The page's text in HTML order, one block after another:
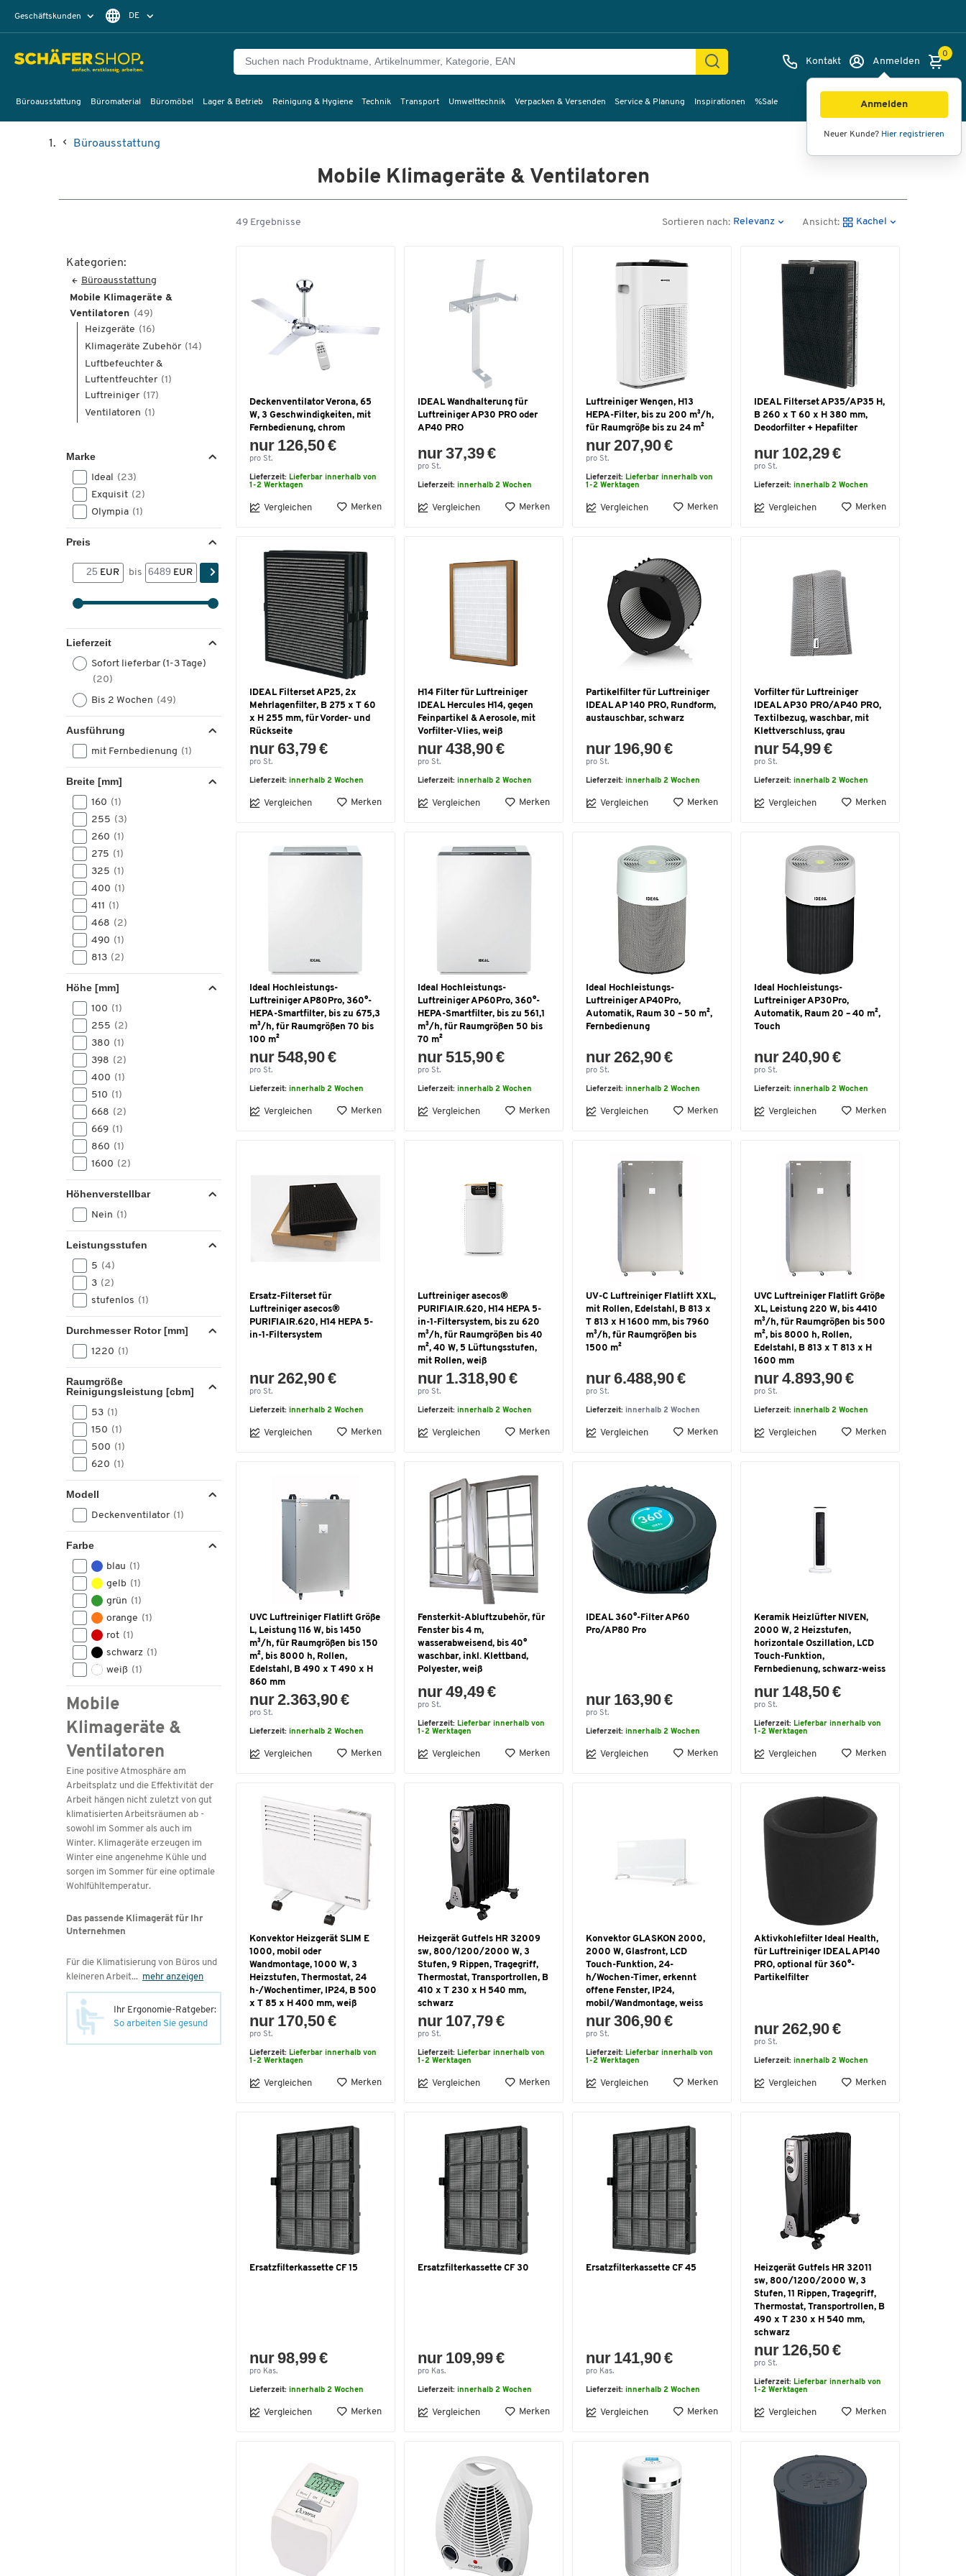
Geschäftskunden DE
Kontakt Anmelden
Anmelden
Neuer Kunde? Hier registrieren
0
Büroausstattung Büromaterial Büromöbel Lager & Betrieb Reinigung & Hygiene Technik Transport Umwelttechnik Verpacken & Versenden Service & Planung Inspirationen %Sale
Büroausstattung
Mobile Klimageräte & Ventilatoren
Kategorien:
Büroausstattung
Mobile Klimageräte &
Ventilatoren (49)
Heizgeräte (16)
Klimageräte Zubehör (14)
Luftbefeuchter &
Luftentfeuchter (1)
Luftreiniger (17)
Ventilatoren (1)
Marke
Ideal (23)
Exquisit (2)
Olympia (1)
Preis
EUR bis EUR
Lieferzeit
Sofort lieferbar (1-3 Tage)
(20)
Bis 2 Wochen (49)
Ausführung
mit Fernbedienung (1)
Breite [mm]
160 (1)
255 (3)
260 (1)
275 (1)
325 (1)
400 (1)
411 (1)
468 (2)
490 (1)
813 (2)
Höhe [mm]
100 (1)
255 (2)
380 (1)
398 (2)
400 (1)
510 (1)
668 (2)
669 (1)
860 (1)
1600 (2)
Höhenverstellbar
Nein (1)
Leistungsstufen
5 (4)
3 (2)
stufenlos (1)
Durchmesser Rotor [mm]
1220 (1)
Raumgröße
Reinigungsleistung [cbm]
53 (1)
150 (1)
500 (1)
620 (1)
Modell
Deckenventilator (1)
Farbe
blau (1)
gelb (1)
grün (1)
orange (1)
rot (1)
schwarz (1)
weiß (1)
Mobile
Klimageräte &
Ventilatoren
Eine positive Atmosphäre am
Arbeitsplatz und die Effektivität der
Arbeit hängen nicht zuletzt von gut
klimatisierten Arbeitsräumen ab -
sowohl im Sommer als auch im
Winter. Klimageräte erzeugen im
Winter eine angenehme Kühle und
sorgen im Sommer für eine optimale
Wohlfühltemperatur.
Das passende Klimagerät für Ihr
Unternehmen
Für die Klimatisierung von Büros und
kleineren Arbeit... mehr anzeigen
Ihr Ergonomie-Ratgeber:
So arbeiten Sie gesund
49 Ergebnisse Sortieren nach: Relevanz Ansicht: Kachel
Deckenventilator Verona, 65
W, 3 Geschwindigkeiten, mit
Fernbedienung, chrom
nur 126,50 €
pro St.
Lieferzeit: Lieferbar innerhalb von
1-2 Werktagen
Vergleichen Merken
IDEAL Wandhalterung für
Luftreiniger AP30 PRO oder
AP40 PRO
nur 37,39 €
pro St.
Lieferzeit: innerhalb 2 Wochen
Vergleichen Merken
Luftreiniger Wengen, H13
HEPA-Filter, bis zu 200 m³/h,
für Raumgröße bis zu 24 m²
nur 207,90 €
pro St.
Lieferzeit: Lieferbar innerhalb von
1-2 Werktagen
Vergleichen Merken
IDEAL Filterset AP35/AP35 H,
B 260 x T 60 x H 380 mm,
Deodorfilter + Hepafilter
nur 102,29 €
pro St.
Lieferzeit: innerhalb 2 Wochen
Vergleichen Merken
IDEAL Filterset AP25, 2x
Mehrlagenfilter, B 275 x T 60
x H 255 mm, für Vorder- und
Rückseite
nur 63,79 €
pro St.
Lieferzeit: innerhalb 2 Wochen
Vergleichen Merken
H14 Filter für Luftreiniger
IDEAL Hercules H14, gegen
Feinpartikel & Aerosole, mit
Vorfilter-Vlies, weiß
nur 438,90 €
pro St.
Lieferzeit: innerhalb 2 Wochen
Vergleichen Merken
Partikelfilter für Luftreiniger
IDEAL AP 140 PRO, Rundform,
austauschbar, schwarz
nur 196,90 €
pro St.
Lieferzeit: innerhalb 2 Wochen
Vergleichen Merken
Vorfilter für Luftreiniger
IDEAL AP30 PRO/AP40 PRO,
Textilbezug, waschbar, mit
Klettverschluss, grau
nur 54,99 €
pro St.
Lieferzeit: innerhalb 2 Wochen
Vergleichen Merken
Ideal Hochleistungs-
Luftreiniger AP80Pro, 360°-
HEPA-Smartfilter, bis zu 675,3
m³/h, für Raumgrößen 70 bis
100 m²
nur 548,90 €
pro St.
Lieferzeit: innerhalb 2 Wochen
Vergleichen Merken
Ideal Hochleistungs-
Luftreiniger AP60Pro, 360°-
HEPA-Smartfilter, bis zu 561,1
m³/h, für Raumgrößen 50 bis
70 m²
nur 515,90 €
pro St.
Lieferzeit: innerhalb 2 Wochen
Vergleichen Merken
Ideal Hochleistungs-
Luftreiniger AP40Pro,
Automatik, Raum 30 – 50 m²,
Fernbedienung
nur 262,90 €
pro St.
Lieferzeit: innerhalb 2 Wochen
Vergleichen Merken
Ideal Hochleistungs-
Luftreiniger AP30Pro,
Automatik, Raum 20 – 40 m²,
Touch
nur 240,90 €
pro St.
Lieferzeit: innerhalb 2 Wochen
Vergleichen Merken
Ersatz-Filterset für
Luftreiniger asecos®
PURIFIAIR.620, H14 HEPA 5-
in-1-Filtersystem
nur 262,90 €
pro St.
Lieferzeit: innerhalb 2 Wochen
Vergleichen Merken
Luftreiniger asecos®
PURIFIAIR.620, H14 HEPA 5-
in-1-Filtersystem, bis zu 620
m³/h, für Raumgrößen bis 40
m², 40 W, 5 Lüftungsstufen,
mit Rollen, weiß
nur 1.318,90 €
pro St.
Lieferzeit: innerhalb 2 Wochen
Vergleichen Merken
UV-C Luftreiniger Flatlift XXL,
mit Rollen, Edelstahl, B 813 x
T 813 x H 1600 mm, bis 7960
m³/h, für Raumgrößen bis
1500 m²
nur 6.488,90 €
pro St.
Lieferzeit: innerhalb 2 Wochen
Vergleichen Merken
UVC Luftreiniger Flatlift Größe
XL, Leistung 220 W, bis 4410
m³/h, für Raumgrößen bis 500
m², bis 8000 h, Rollen,
Edelstahl, B 813 x T 813 x H
1600 mm
nur 4.893,90 €
pro St.
Lieferzeit: innerhalb 2 Wochen
Vergleichen Merken
UVC Luftreiniger Flatlift Größe
L, Leistung 116 W, bis 1450
m³/h, für Raumgrößen bis 150
m², bis 8000 h, Rollen,
Edelstahl, B 490 x T 490 x H
860 mm
nur 2.363,90 €
pro St.
Lieferzeit: innerhalb 2 Wochen
Vergleichen Merken
Fensterkit-Abluftzubehör, für
Fenster bis 4 m,
wasserabweisend, bis 40°
waschbar, inkl. Klettband,
Polyester, weiß
nur 49,49 €
pro St.
Lieferzeit: Lieferbar innerhalb von
1-2 Werktagen
Vergleichen Merken
IDEAL 360°-Filter AP60
Pro/AP80 Pro
nur 163,90 €
pro St.
Lieferzeit: innerhalb 2 Wochen
Vergleichen Merken
Keramik Heizlüfter NIVEN,
2000 W, 2 Heizstufen,
horizontale Oszillation, LCD
Touch-Funktion,
Fernbedienung, schwarz-weiss
nur 148,50 €
pro St.
Lieferzeit: Lieferbar innerhalb von
1-2 Werktagen
Vergleichen Merken
Konvektor Heizgerät SLIM E
1000, mobil oder
Wandmontage, 1000 W, 3
Heizstufen, Thermostat, 24
h-/Wochentimer, IP24, B 500
x T 85 x H 400 mm, weiß
nur 170,50 €
pro St.
Lieferzeit: Lieferbar innerhalb von
1-2 Werktagen
Vergleichen Merken
Heizgerät Gutfels HR 32009
sw, 800/1200/2000 W, 3
Stufen, 9 Rippen, Tragegriff,
Thermostat, Transportrollen, B
410 x T 230 x H 540 mm,
schwarz
nur 107,79 €
pro St.
Lieferzeit: Lieferbar innerhalb von
1-2 Werktagen
Vergleichen Merken
Konvektor GLASKON 2000,
2000 W, Glasfront, LCD
Touch-Funktion, 24-
h/Wochen-Timer, erkennt
offene Fenster, IP24,
mobil/Wandmontage, weiss
nur 306,90 €
pro St.
Lieferzeit: Lieferbar innerhalb von
1-2 Werktagen
Vergleichen Merken
Aktivkohlefilter Ideal Health,
für Luftreiniger IDEAL AP140
PRO, optional für 360°-
Partikelfilter
nur 262,90 €
pro St.
Lieferzeit: innerhalb 2 Wochen
Vergleichen Merken
Ersatzfilterkassette CF 15
nur 98,99 €
pro Kas.
Lieferzeit: innerhalb 2 Wochen
Vergleichen Merken
Ersatzfilterkassette CF 30
nur 109,99 €
pro Kas.
Lieferzeit: innerhalb 2 Wochen
Vergleichen Merken
Ersatzfilterkassette CF 45
nur 141,90 €
pro Kas.
Lieferzeit: innerhalb 2 Wochen
Vergleichen Merken
Heizgerät Gutfels HR 32011
sw, 800/1200/2000 W, 3
Stufen, 11 Rippen, Tragegriff,
Thermostat, Transportrollen, B
490 x T 230 x H 540 mm,
schwarz
nur 126,50 €
pro St.
Lieferzeit: Lieferbar innerhalb von
1-2 Werktagen
Vergleichen Merken